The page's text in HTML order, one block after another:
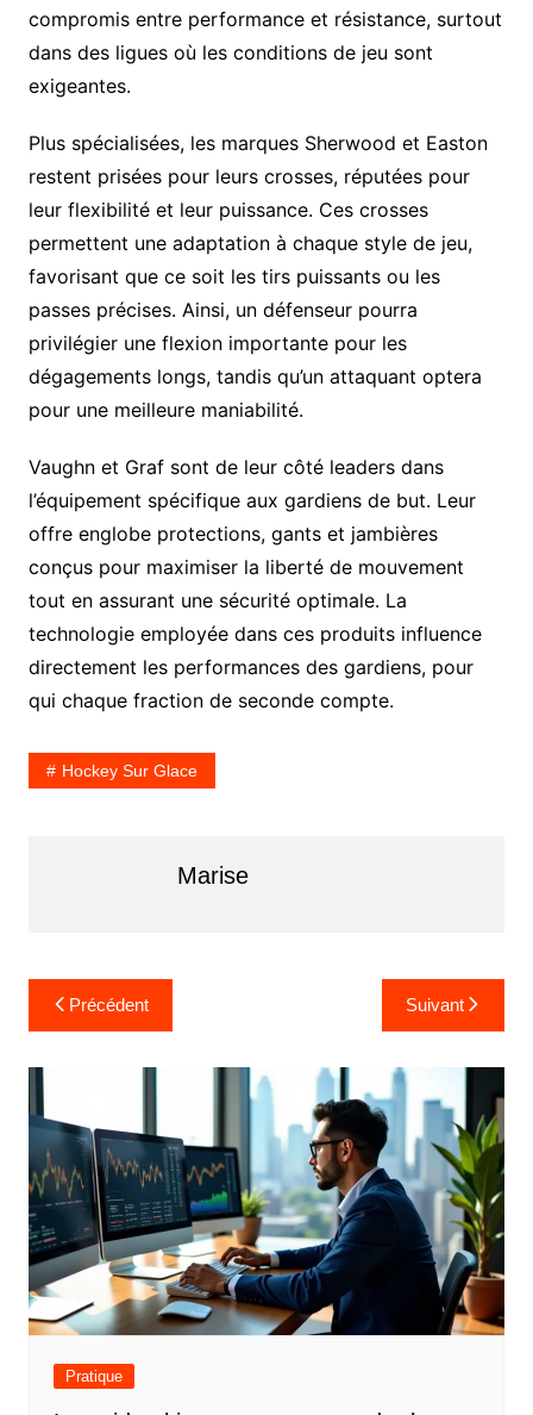
compromis entre performance et résistance, surtout
dans des ligues où les conditions de jeu sont
exigeantes.
Plus spécialisées, les marques Sherwood et Easton
restent prisées pour leurs crosses, réputées pour
leur flexibilité et leur puissance. Ces crosses
permettent une adaptation à chaque style de jeu,
favorisant que ce soit les tirs puissants ou les
passes précises. Ainsi, un défenseur pourra
privilégier une flexion importante pour les
dégagements longs, tandis qu’un attaquant optera
pour une meilleure maniabilité.
Vaughn et Graf sont de leur côté leaders dans
l’équipement spécifique aux gardiens de but. Leur
offre englobe protections, gants et jambières
conçus pour maximiser la liberté de mouvement
tout en assurant une sécurité optimale. La
technologie employée dans ces produits influence
directement les performances des gardiens, pour
qui chaque fraction de seconde compte.
Hockey Sur Glace
Marise
a
v
i
g
a
t
i
o
n
Précédent Suivant
Pratique